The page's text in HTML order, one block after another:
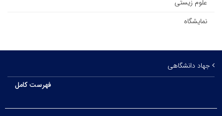
علوم زیستی
نمایشگاه
جهاد دانشگاهی
فهرست کامل